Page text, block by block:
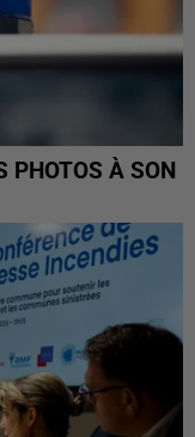
PHOTOS À SON